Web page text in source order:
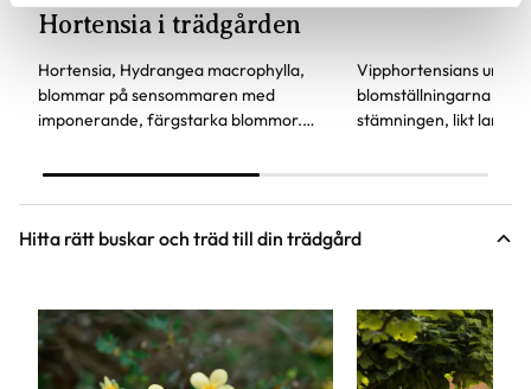
Hortensia i trädgården
Hortensia, Hydrangea macrophylla,
blommar på sensommaren med
imponerande, färgstarka blommor.
färg genom pH-värdet? Hortensian är
Vipphortensians
blomställningarna
stämningen, likt
dessutom den
blev därför utsedd till
Hitta rätt buskar och träd till din trädgård